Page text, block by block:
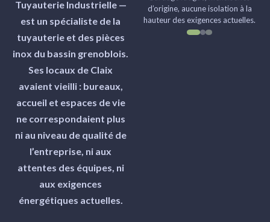
Tuyauterie Industrielle —
est un spécialiste de la
tuyauterie et des pièces
inox du bassin grenoblois.
Ses locaux de Claix
avaient vieilli : bureaux,
accueil et espaces de vie
ne correspondaient plus
ni au niveau de qualité de
l’entreprise, ni aux
attentes des équipes, ni
aux exigences
énergétiques actuelles.
volumétrie, bardage, claustra et
casquette validés avant travaux.